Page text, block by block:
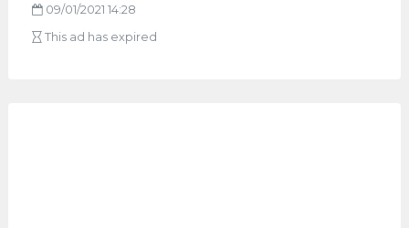
09/01/2021 14:28
This ad has expired